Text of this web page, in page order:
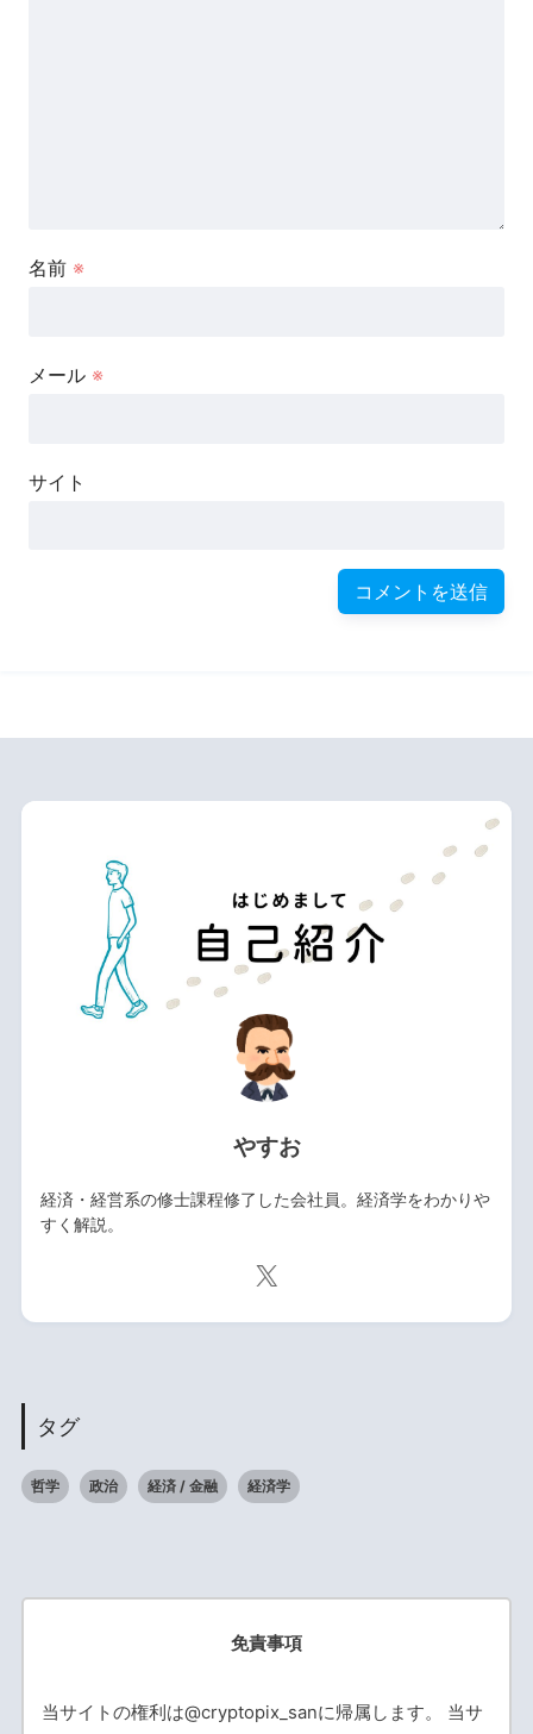
名前 ※
メール ※
サイト
やすお
経済・経営系の修士課程修了した会社員。経済学をわかりや
すく解説。
タグ
哲学 政治 経済 / 金融 経済学
免責事項
当サイトの権利は@cryptopix_sanに帰属します。 当サ